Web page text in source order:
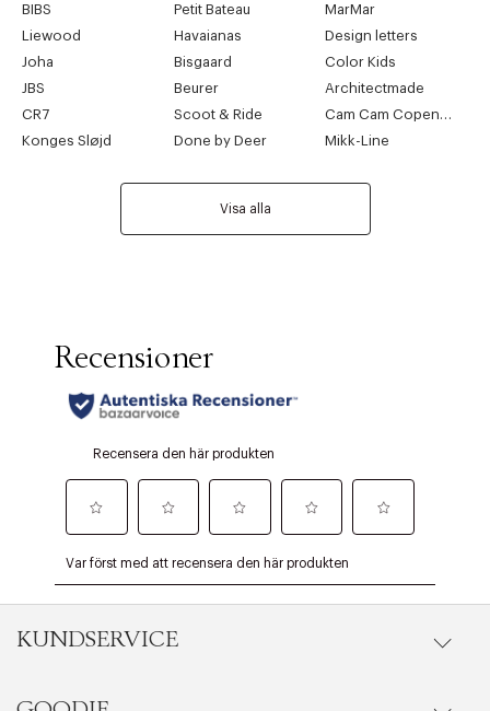
BIBS
Petit Bateau
MarMar
Liewood
Havaianas
Design letters
Joha
Bisgaard
Color Kids
JBS
Beurer
Architectmade
CR7
Scoot & Ride
Konges Sløjd
Done by Deer Mikk-Line
Visa alla
KUNDSERVICE